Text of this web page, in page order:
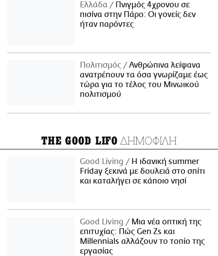
Ελλάδα
Πνιγμός 4χρονου σε
πισίνα στην Πάρο: Οι γονείς δεν
ήταν παρόντες
Πολιτισμός
Ανθρώπινα λείψανα
ανατρέπουν τα όσα γνωρίζαμε έως
τώρα για το τέλος του Μινωικού
πολιτισμού
THE GOOD LIFO ΔΗΜΟΦΙΛΗ
Good Living
Η ιδανική summer
Friday ξεκινά με δουλειά στο σπίτι
και καταλήγει σε κάποιο νησί
Good Living
Μια νέα οπτική της
επιτυχίας: Πώς Gen Zs και
Millennials αλλάζουν το τοπίο της
εργασίας